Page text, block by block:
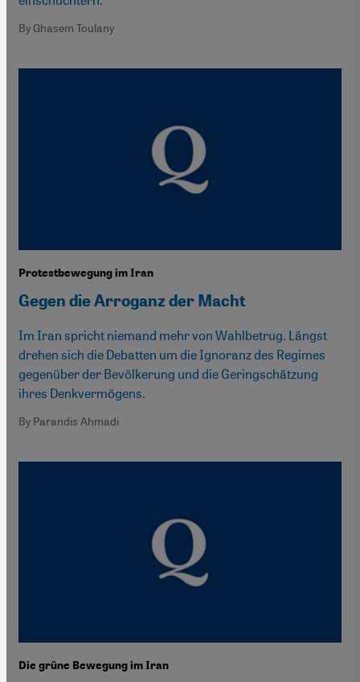
By Ghasem Toulany
Protestbewegung im Iran
Gegen die Arroganz der Macht
Im Iran spricht niemand mehr von Wahlbetrug. Längst
drehen sich die Debatten um die Ignoranz des Regimes
gegenüber der Bevölkerung und die Geringschätzung
ihres Denkvermögens.
By Parandis Ahmadi
Die grüne Bewegung im Iran